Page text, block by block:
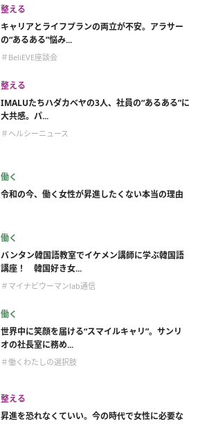
整える
キャリアとライフプランの両立が不安。アラサー
の“あるある”悩み...
＃BeliEVE座談会
整える
IMALUたちハダカベヤの3人、社員の“あるある”に
大共感。パ...
＃ヘルシーニュース
働く
令和の今、働く女性が昇進したくない本当の理由
働く
バンタン韓国語教室でイケメン講師に学ぶ韓国語
講座！ 韓国好き女...
＃マイナビウーマンlab通信
働く
世界中に笑顔を届ける“スマイルキャリ”。サンリ
オの社長室に務め...
＃働くわたしの選択肢
整える
昇進を恐れなくていい。今の時代で女性に必要な